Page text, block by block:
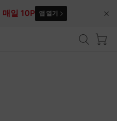
매일 10P 앱 열기
닫